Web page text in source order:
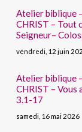
Atelier biblique
CHRIST – Tout
Seigneur–
vendredi, 12 juin
Atelier biblique
CHRIST – Vous
3.1-17
samedi, 16 mai 2026